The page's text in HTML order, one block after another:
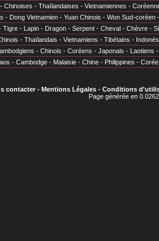
- Chinoises - Thaïlandaises - Vietnamiennes -
- Dong Vietnamien - Yuan Chinois - Won Sud-coréen
Tigre - Lapin - Dragon - Serpent - Cheval - Chèvre -
- Thaïlandais - Vietnamiens - Tibétains -
- Chinois - Coréens - Japonais - Laotiens
- Cambodge - Malaisie - Chine - Philippines - Corée
contacter- Mentions Légales- Conditions
Page générée en